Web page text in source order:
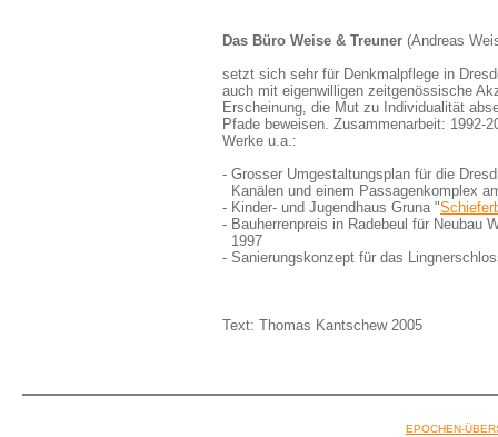
Das Büro Weise & Treuner (Andreas
setzt sich sehr für Denkmalpflege in
auch mit eigenwilligen zeitgenössische
Erscheinung, die Mut zu Individualität
Pfade beweisen. Zusammenarbeit: 1992-
Werke u.a.:
- Grosser Umgestaltungsplan für die
Kanälen und einem Passagenkomplex
- Kinder- und Jugendhaus Gruna "
- Bauherrenpreis in Radebeul für Neubau
1997
- Sanierungskonzept für das
Text: Thomas Kantschew 2005
EPOCHEN-